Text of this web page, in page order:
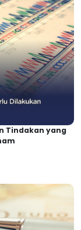
Tindakan yang